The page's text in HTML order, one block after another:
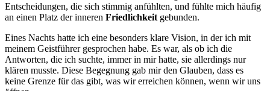
Entscheidungen, die sich stimmig anfühlten, und fühlte mich häufig
an einen Platz der inneren Friedlichkeit gebunden.
Eines Nachts hatte ich eine besonders klare Vision, in der ich mit
meinem Geistführer gesprochen habe. Es war, als ob ich die
Antworten, die ich suchte, immer in mir hatte, sie allerdings nur
klären musste. Diese Begegnung gab mir den Glauben, dass es
keine Grenze für das gibt, was wir erreichen können, wenn wir uns